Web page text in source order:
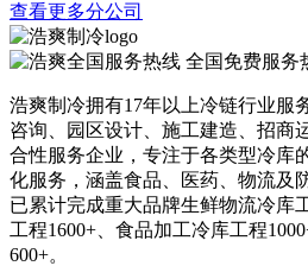
查看更多分公司
全国免费服务
浩爽制冷拥有17年以上冷链行业服
咨询、园区设计、施工建造、招商
合性服务企业，专注于各类型冷库
化服务，涵盖食品、医药、物流及
已累计完成重大品牌生鲜物流冷库
工程1600+、食品加工冷库工程
600+。